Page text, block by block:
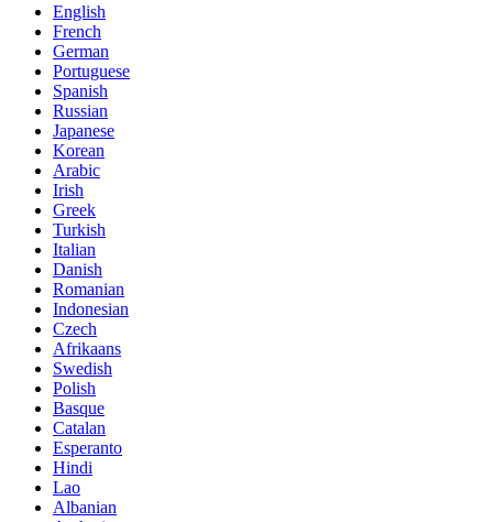
English
French
German
Portuguese
Spanish
Russian
Japanese
Korean
Arabic
Irish
Greek
Turkish
Italian
Danish
Romanian
Indonesian
Czech
Afrikaans
Swedish
Polish
Basque
Catalan
Esperanto
Hindi
Lao
Albanian